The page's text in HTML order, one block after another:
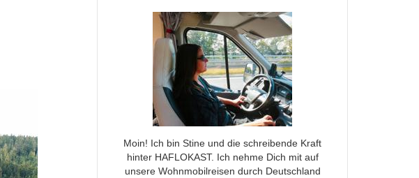
Moin! Ich bin Stine und die schreibende Kraft
hinter HAFLOKAST. Ich nehme Dich mit auf
unsere Wohnmobilreisen durch Deutschland